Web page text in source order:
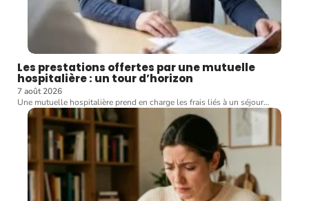
Les prestations offertes par une mutuelle
hospitalière : un tour d’horizon
7 août 2026
Une mutuelle hospitalière prend en charge les frais liés à un séjour…